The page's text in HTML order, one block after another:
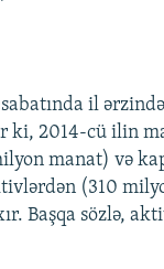
il
2014-cü ilin
manat) və
(310
Başqa sözlə,